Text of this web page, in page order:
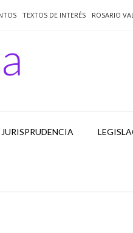
TEXTOS DE INTERÉS ROSARIO
JURISPRUDENCIA